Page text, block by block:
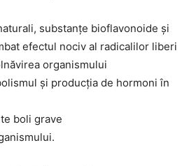
substanțe bioflavonoide și
efectul nociv al radicalilor liberi
organismului
și producția de hormoni în
boli grave